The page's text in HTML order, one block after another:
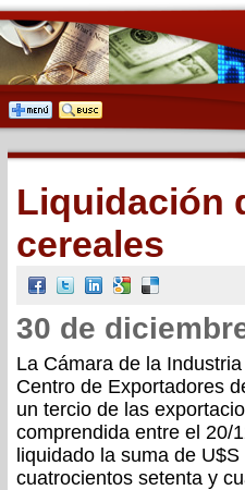
Liquidación
cereales
30 de
La Cámara de la
Centro de Exportadores
un tercio de las
comprendida entre el 20/
liquidado la suma de
cuatrocientos setenta y